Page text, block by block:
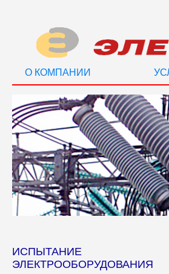
О КОМПАНИИ
ИСПЫТАНИЕ
ЭЛЕКТРООБОРУДОВАНИЯ